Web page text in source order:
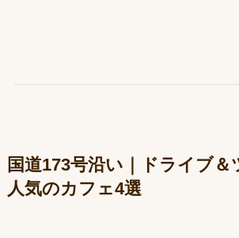
国道173号沿い｜ドライブ＆
人気のカフェ4選